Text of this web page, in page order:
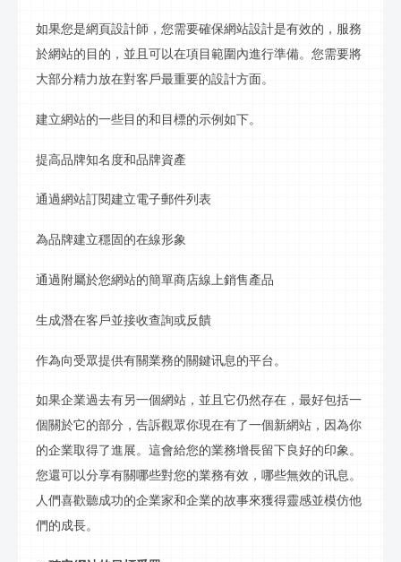
如果您是網頁設計師，您需要確保網站設計是有效的，服務
於網站的目的，並且可以在項目範圍內進行準備。您需要將
大部分精力放在對客戶最重要的設計方面。
建立網站的一些目的和目標的示例如下。
提高品牌知名度和品牌資產
通過網站訂閱建立電子郵件列表
為品牌建立穩固的在線形象
通過附屬於您網站的簡單商店線上銷售產品
生成潛在客戶並接收查詢或反饋
作為向受眾提供有關業務的關鍵讯息 的平台。
如果企業過去有另一個網站，並且它仍然存在，最好包括一
個關於它的部分，告訴觀眾你現在有了一個新網站，因為你
的企業取得了進展。這會給您的業務增長留下良好的印象。
您還可以分享有關哪些對您的業務有效，哪些無效的讯息。
人們喜歡聽成功的企業家和企業的故事來獲得靈感並模仿他
們的成長。